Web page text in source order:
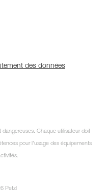
ePPEcentre
le contrôle et le suivi de
votre parc d'EPI.
DÉCOUVRE L'APP
des données
dangereuses. Chaque utilisateur doit
pour l’usage des équipements
Petzl